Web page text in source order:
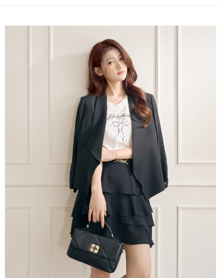
付款後全家取貨
每筆NT$60，滿NT$2,000(含以上)免運費
每筆NT$60，滿NT$2,000(含以上)免運費
每筆NT$60，滿NT$2,000(含以上)免運費
每筆NT$80，滿NT$2,000(含以上)免運費